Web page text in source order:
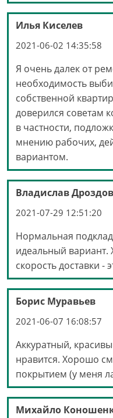
Илья Киселев
2021-06-02 14:35:58
Я очень далек от
необходимость
собственной
доверился советам
в частности,
мнению рабочих,
вариантом.
Владислав Дроздов
2021-07-29 12:51:20
Нормальная
идеальный вариант.
скорость доставки -
Борис Муравьев
2021-06-07 16:08:57
Аккуратный,
нравится. Хорошо
покрытием (у меня
Михайло